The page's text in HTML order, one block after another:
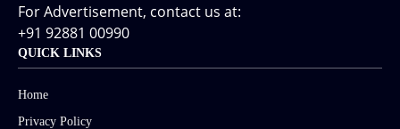
For Advertisement, contact us at:
+91 92881 00990
QUICK LINKS
Home
Privacy Policy